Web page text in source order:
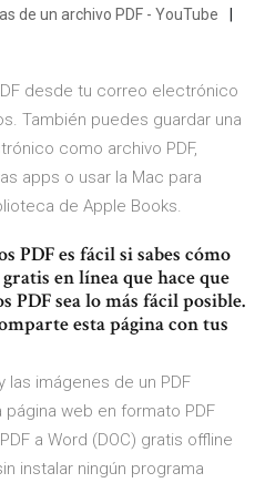
de un archivo PDF - YouTube
desde tu correo electrónico
También puedes guardar una
como archivo PDF,
apps o usar la Mac para
de Apple Books.
PDF es fácil si sabes cómo
en línea que hace que
PDF sea lo más fácil posible.
esta página con tus
imágenes de un PDF
web en formato PDF
a Word (DOC) gratis offline
instalar ningún programa